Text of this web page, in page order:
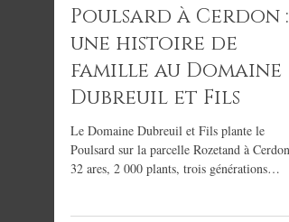
Plantation du
Poulsard à Cerdon :
une histoire de
famille au Domaine
Dubreuil et Fils
Le Domaine Dubreuil et Fils plante le
Poulsard sur la parcelle Rozetand à Cerdon.
réunies pour un avenir du Bugey-Cerdon.